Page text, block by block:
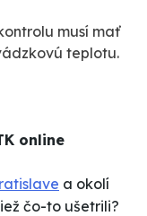
musí mať
teplotu.
online
a okolí
čo-to ušetrili?